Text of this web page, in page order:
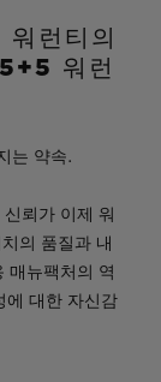
런티의
워런
는 약속.
뢰가 이제 워
의 품질과 내
매뉴팩처의 역
에 대한 자신감